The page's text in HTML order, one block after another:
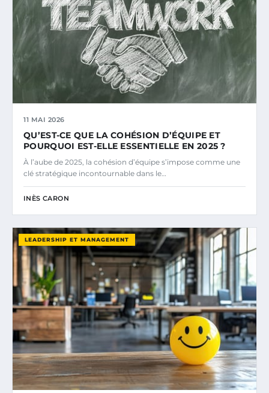
11 MAI 2026
QU’EST-CE QUE LA COHÉSION D’ÉQUIPE ET
POURQUOI EST-ELLE ESSENTIELLE EN 2025 ?
À l’aube de 2025, la cohésion d’équipe s’impose comme une
clé stratégique incontournable dans le…
INÈS CARON
LEADERSHIP ET MANAGEMENT